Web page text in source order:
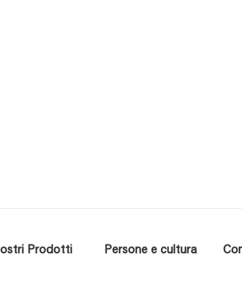
Prodotti Persone e cultura